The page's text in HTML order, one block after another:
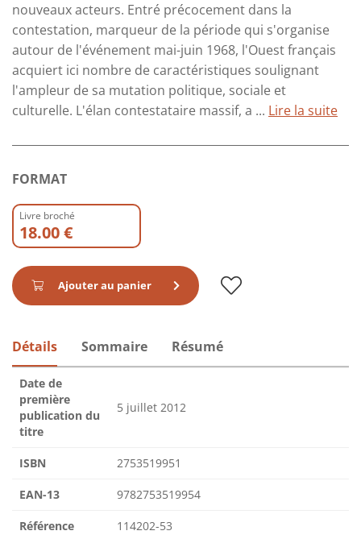
nouveaux acteurs. Entré précocement dans la
contestation, marqueur de la période qui s'organise
autour de l'événement mai-juin 1968, l'Ouest français
acquiert ici nombre de caractéristiques soulignant
l'ampleur de sa mutation politique, sociale et
culturelle. L'élan contestataire massif, a ... Lire la suite
FORMAT
Livre broché
18.00 €
Ajouter au panier
Détails Sommaire Résumé
Date de
première
publication du
titre
5 juillet 2012
ISBN 2753519951
EAN-13 9782753519954
Référence 114202-53